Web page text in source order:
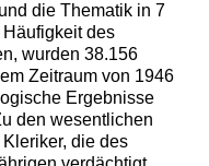
die Thematik in 7
des
wurden 38.156
Zeitraum von 1946
Ergebnisse
den wesentlichen
die des